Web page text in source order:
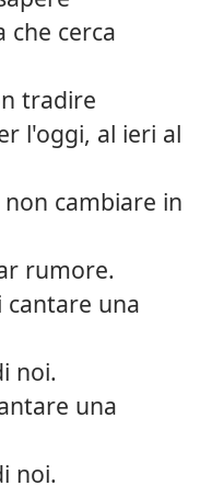
che cerca
tradire
l'oggi, al ieri al
cambiare in
rumore.
cantare una
noi.
una
noi.